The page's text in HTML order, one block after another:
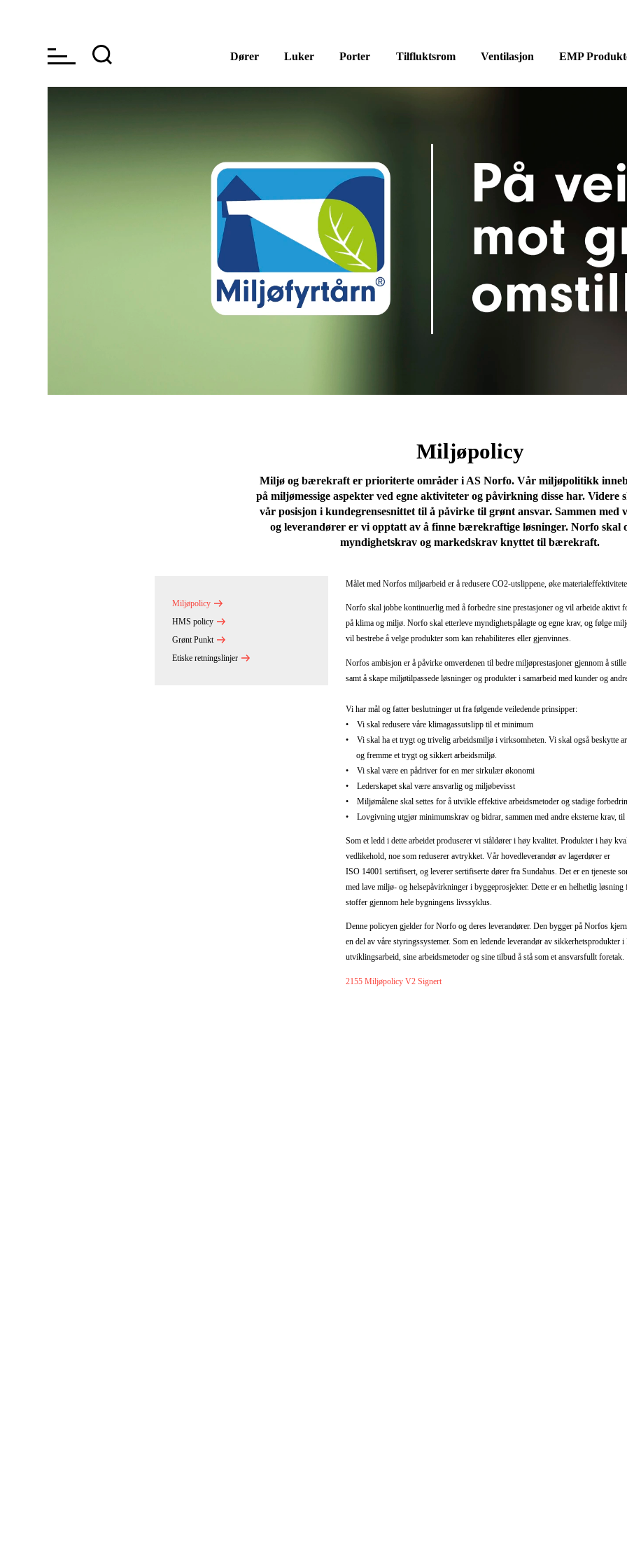
Dører Luker Porter Tilfluktsrom Ventilasjon EMP
Miljøpolicy
Miljø og bærekraft er prioriterte områder i AS Norfo. Vår miljøpolitikk
på miljømessige aspekter ved egne aktiviteter og påvirkning disse har. Videre
vår posisjon i kundegrensesnittet til å påvirke til grønt ansvar. Sammen med
og leverandører er vi opptatt av å finne bærekraftige løsninger. Norfo skal
myndighetskrav og markedskrav knyttet til bærekraft.
Miljøpolicy
HMS policy
Grønt Punkt
Etiske retningslinjer
Målet med Norfos miljøarbeid er å redusere CO2-utslippene, øke
Norfo skal jobbe kontinuerlig med å forbedre sine prestasjoner og vil arbeide aktivt
på klima og miljø. Norfo skal etterleve myndighetspålagte og egne krav, og følge
vil bestrebe å velge produkter som kan rehabiliteres eller gjenvinnes.
Norfos ambisjon er å påvirke omverdenen til bedre miljøprestasjoner gjennom å
samt å skape miljøtilpassede løsninger og produkter i samarbeid med kunder og
Vi har mål og fatter beslutninger ut fra følgende veiledende prinsipper:
• Vi skal redusere våre klimagassutslipp til et minimum
• Vi skal ha et trygt og trivelig arbeidsmiljø i virksomheten. Vi skal også beskytte
og fremme et trygt og sikkert arbeidsmiljø.
• Vi skal være en pådriver for en mer sirkulær økonomi
• Lederskapet skal være ansvarlig og miljøbevisst
• Miljømålene skal settes for å utvikle effektive arbeidsmetoder og stadige
• Lovgivning utgjør minimumskrav og bidrar, sammen med andre eksterne krav,
Som et ledd i dette arbeidet produserer vi ståldører i høy kvalitet. Produkter i høy
vedlikehold, noe som reduserer avtrykket. Vår hovedleverandør av lagerdører er
ISO 14001 sertifisert, og leverer sertifiserte dører fra Sundahus. Det er en tjeneste
med lave miljø- og helsepåvirkninger i byggeprosjekter. Dette er en helhetlig løsning
stoffer gjennom hele bygningens livssyklus.
Denne policyen gjelder for Norfo og deres leverandører. Den bygger på Norfos
en del av våre styringssystemer. Som en ledende leverandør av
utviklingsarbeid, sine arbeidsmetoder og sine tilbud å stå som et ansvarsfullt foretak.
2155 Miljøpolicy V2 Signert